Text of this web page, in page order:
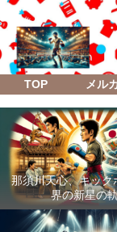
TOP メル
那須川天心、キック
界の新星の